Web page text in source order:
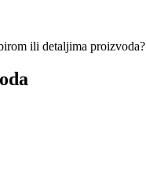
ili detaljima proizvoda?